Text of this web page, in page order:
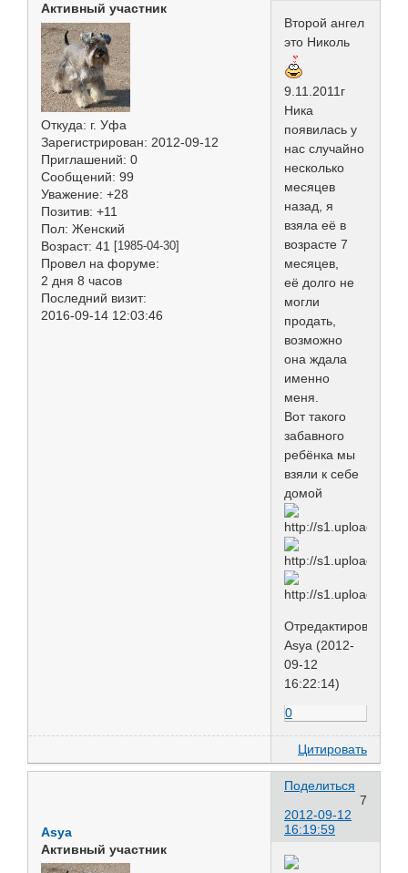
Активный участник
Откуда: г. Уфа
Зарегистрирован: 2012-09-12
Приглашений: 0
Сообщений: 99
Уважение: +28
Позитив: +11
Пол: Женский
Возраст: 41 [1985-04-30]
Провел на форуме:
2 дня 8 часов
Последний визит:
2016-09-14 12:03:46
Второй ангел
это Николь
9.11.2011г
Ника
появилась у
нас случайно
несколько
месяцев
назад, я
взяла её в
возрасте 7
месяцев,
её долго не
могли
продать,
возможно
она ждала
именно
меня.
Вот такого
забавного
ребёнка мы
взяли к себе
домой
Отредактировано
Asya (2012-
09-12
16:22:14)
0
Цитировать
Поделиться
7
2012-09-12
16:19:59
Asya
Активный участник